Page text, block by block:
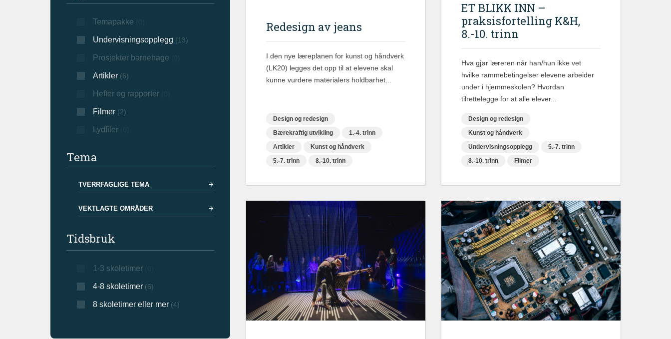
Temapakke
Undervisningsopplegg (13)
Prosjekter barnehage
Artikler(6)
Hefter og rapporter(0)
Filmer(2)
Lydfiler(0)
Tema
TVERRFAGLIGE TEMA
VEKTLAGTE OMRÅDER
Tidsbruk
1-3 skoletimer(0)
4-8 skoletimer(6)
8 skoletimer eller mer(4)
Redesign av jeans
I den nye læreplanen for kunst og håndverk
(LK20) legges det opp til at elevene skal
kunne vurdere materialers holdbarhet...
Design og redesign
Bærekraftig utvikling
1.-4. trinn
Artikler
Kunst og håndverk
5.-7. trinn
8.-10. trinn
ET BLIKK INN –
praksisfortelling K&H,
8.-10. trinn
Hva gjør læreren når han/hun ikke vet
hvilke rammebetingelser elevene arbeider
under i hjemmeskolen? Hvordan
tilrettelegge for at alle elever...
Design og redesign
Kunst og håndverk
Undervisningsopplegg
5.-7. trinn
8.-10. trinn
Filmer